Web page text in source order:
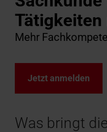
anfordern
für
Zubehör
finden
Kundendienst
anfragen
Experten
Karriere
Roto
für Profis
Techn.
Mehr
Jetzt anmelden
Was bringt